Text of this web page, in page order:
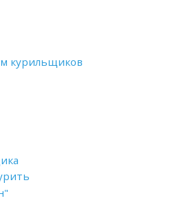
курильщиков